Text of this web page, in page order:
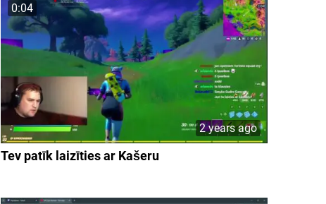
0:04
2 years ago
Tev patīk laizīties ar Kašeru